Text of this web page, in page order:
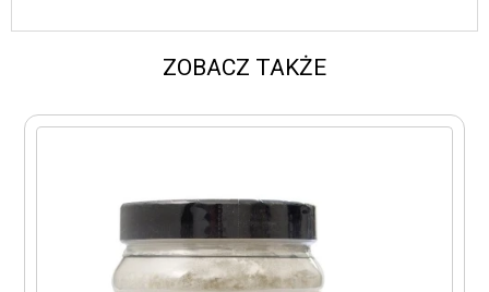
ZOBACZ TAKŻE